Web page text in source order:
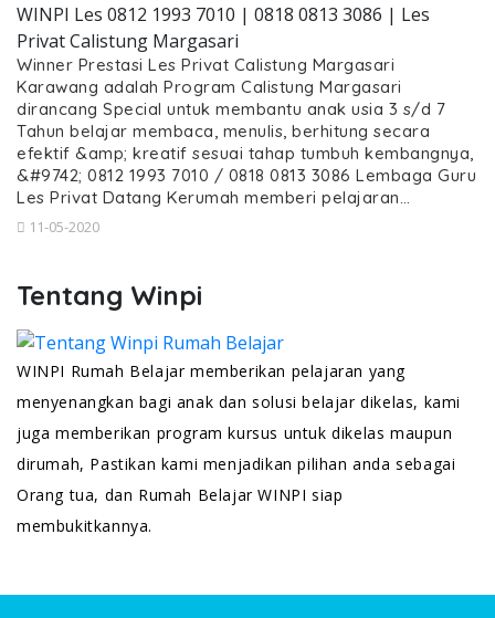
WINPI Les 0812 1993 7010 | 0818 0813 3086 | Les
Privat Calistung Margasari
Winner Prestasi Les Privat Calistung Margasari
Karawang adalah Program Calistung Margasari
dirancang Special untuk membantu anak usia 3 s/d 7
Tahun belajar membaca, menulis, berhitung secara
efektif &amp; kreatif sesuai tahap tumbuh kembangnya,
&#9742; 0812 1993 7010 / 0818 0813 3086 Lembaga Guru
Les Privat Datang Kerumah memberi pelajaran…
11-05-2020
Tentang Winpi
WINPI Rumah Belajar memberikan pelajaran yang
menyenangkan bagi anak dan solusi belajar dikelas, kami
juga memberikan program kursus untuk dikelas maupun
dirumah, Pastikan kami menjadikan pilihan anda sebagai
Orang tua, dan Rumah Belajar WINPI siap
membukitkannya.